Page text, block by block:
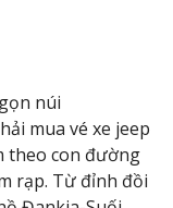
núi
mua vé xe jeep
theo con đường
rạp. Từ đỉnh đồi